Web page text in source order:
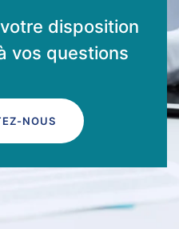
disposition
vos questions
NOUS